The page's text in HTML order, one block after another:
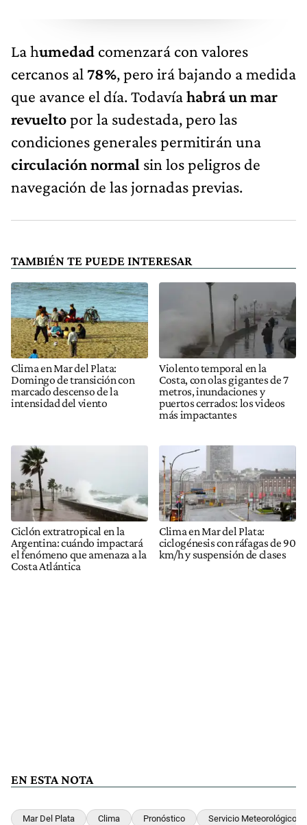
La humedad comenzará con valores
cercanos al 78%, pero irá bajando a medida
que avance el día. Todavíahabrá un mar
revueltopor la sudestada, pero las
condiciones generales permitirán una
circulación normal sin los peligros de
navegación de las jornadas previas.
TAMBIÉN TE PUEDE INTERESAR
Clima en Mar del Plata:
Domingo de transición con
marcado descenso de la
intensidad del viento
Violento temporal en la
Costa, con olas gigantes de 7
metros, inundaciones y
puertos cerrados: los videos
más impactantes
Ciclón extratropical en la
Argentina: cuándo impactará
el fenómeno que amenaza a la
Costa Atlántica
Clima en Mar del Plata:
ciclogénesis con ráfagas de 90
km/h y suspensión de clases
EN ESTA NOTA
Mar Del Plata Clima Pronóstico Servicio Meteorológico